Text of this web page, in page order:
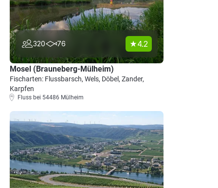
320 76 4.2
Mosel (Brauneberg-Mülheim)
Fischarten: Flussbarsch, Wels, Döbel, Zander,
Karpfen
Fluss bei 54486 Mülheim